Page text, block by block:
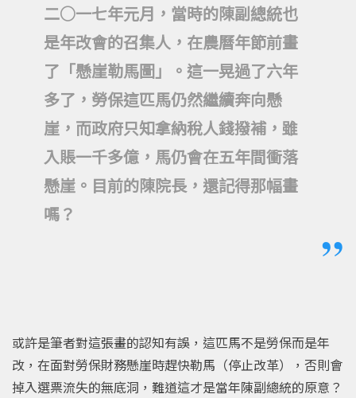
二○一七年元月，當時的陳副總統也
是年改會的召集人，在農曆年節前畫
了「懸崖勒馬圖」。這一晃過了六年
多了，勞保這匹馬仍然繼續奔向懸
崖，而政府只知拿納稅人錢撥補，雖
入賬一千多億，馬仍會在五年間衝落
懸崖。目前的陳院長，還記得那幅畫
嗎？
或許是筆者對這張畫的認知有誤，這匹馬不是勞保而是年
改，在面對勞保財務懸崖時趕快勒馬（停止改革），否則會
掉入選票流失的無底洞，難道這才是當年陳副總統的原意？